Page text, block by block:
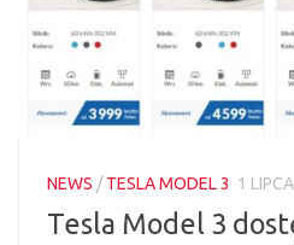
NEWS /TESLA MODEL 3 1
Tesla Model 3